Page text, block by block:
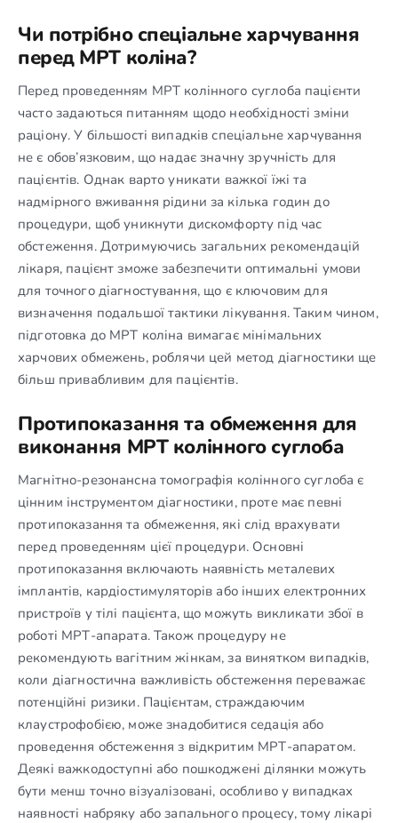
Чи потрібно спеціальне харчування
перед МРТ коліна?
Перед проведенням МРТ колінного суглоба пацієнти
часто задаються питанням щодо необхідності зміни
раціону. У більшості випадків спеціальне харчування
не є обов’язковим, що надає значну зручність для
пацієнтів. Однак варто уникати важкої їжі та
надмірного вживання рідини за кілька годин до
процедури, щоб уникнути дискомфорту під час
обстеження. Дотримуючись загальних рекомендацій
лікаря, пацієнт зможе забезпечити оптимальні умови
для точного діагностування, що є ключовим для
визначення подальшої тактики лікування. Таким чином,
підготовка до МРТ коліна вимагає мінімальних
харчових обмежень, роблячи цей метод діагностики ще
більш привабливим для пацієнтів.
Протипоказання та обмеження для
виконання МРТ колінного суглоба
Магнітно-резонансна томографія колінного суглоба є
цінним інструментом діагностики, проте має певні
протипоказання та обмеження, які слід врахувати
перед проведенням цієї процедури. Основні
протипоказання включають наявність металевих
імплантів, кардіостимуляторів або інших електронних
пристроїв у тілі пацієнта, що можуть викликати збої в
роботі МРТ-апарата. Також процедуру не
рекомендують вагітним жінкам, за винятком випадків,
коли діагностична важливість обстеження переважає
потенційні ризики. Пацієнтам, страждаючим
клаустрофобією, може знадобитися седація або
проведення обстеження з відкритим МРТ-апаратом.
Деякі важкодоступні або пошкоджені ділянки можуть
бути менш точно візуалізовані, особливо у випадках
наявності набряку або запального процесу, тому лікарі